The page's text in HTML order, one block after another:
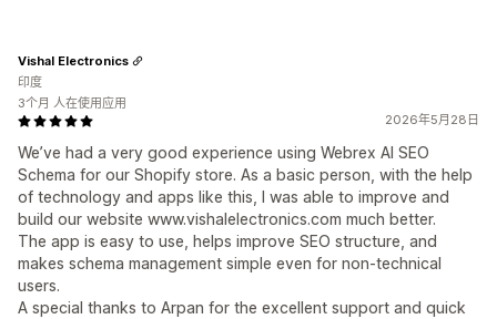
2026年5月28日
We’ve had a very good experience using Webrex AI SEO
Schema for our Shopify store. As a basic person, with the help
of technology and apps like this, I was able to improve and
build our website www.vishalelectronics.com much better.
The app is easy to use, helps improve SEO structure, and
makes schema management simple even for non-technical
users.
A special thanks to Arpan for the excellent support and quick
Vishal Electronics
印度
3个月 人在使用应用